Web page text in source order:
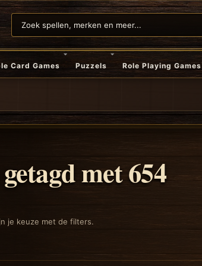
Card Games Puzzels Role Playing Games
met 654
je keuze met de filters.